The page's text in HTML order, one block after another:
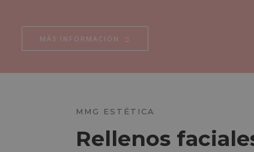
MÁS INFORMACIÓN
MMG ESTÉTICA
Rellenos